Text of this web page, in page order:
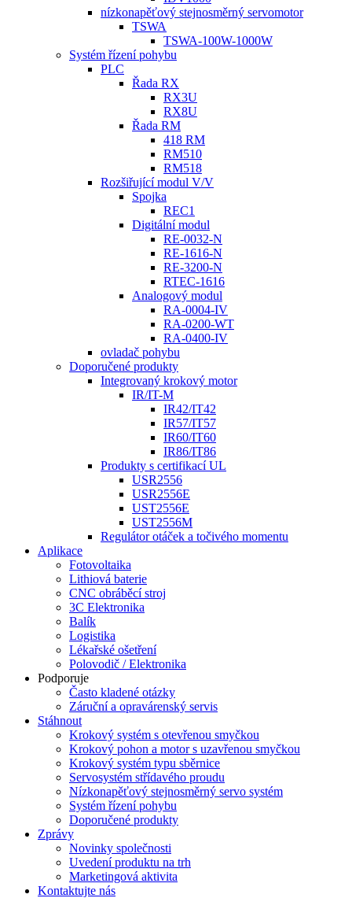
nízkonapěťový stejnosměrný servomotor
TSWA
TSWA-100W-1000W
Systém řízení pohybu
PLC
Řada RX
RX3U
RX8U
Řada RM
418 RM
RM510
RM518
Rozšiřující modul V/V
Spojka
REC1
Digitální modul
RE-0032-N
RE-1616-N
RE-3200-N
RTEC-1616
Analogový modul
RA-0004-IV
RA-0200-WT
RA-0400-IV
ovladač pohybu
Doporučené produkty
Integrovaný krokový motor
IR/IT-M
IR42/IT42
IR57/IT57
IR60/IT60
IR86/IT86
Produkty s certifikací UL
USR2556
USR2556E
UST2556E
UST2556M
Regulátor otáček a točivého momentu
Aplikace
Fotovoltaika
Lithiová baterie
CNC obráběcí stroj
3C Elektronika
Balík
Logistika
Lékařské ošetření
Polovodič / Elektronika
Podporuje
Často kladené otázky
Záruční a opravárenský servis
Stáhnout
Krokový systém s otevřenou smyčkou
Krokový pohon a motor s uzavřenou smyčkou
Krokový systém typu sběrnice
Servosystém střídavého proudu
Nízkonapěťový stejnosměrný servo systém
Systém řízení pohybu
Doporučené produkty
Zprávy
Novinky společnosti
Uvedení produktu na trh
Marketingová aktivita
Kontaktujte nás